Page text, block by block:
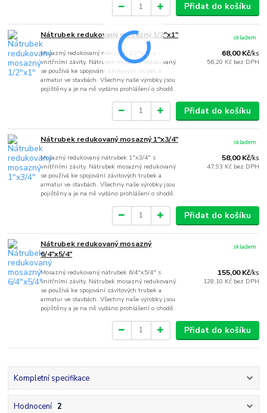
Přidat do košíku
Nátrubek redukovaný mosazný 1/2"x1"
Mosazný redukovaný nátrubek 1/2"x1" s
vnitřními závity. Nátrubek mosazný redukovaný
se používá ke spojování závitových trubek a
armatur ve stavbách. Všechny naše výrobky jsou
pojištěny a je na ně vydáno prohlášení o shodě.
68,00 Kč/ks
56,20 Kč bez DPH
skladem
Přidat do košíku
Nátrubek redukovaný mosazný 1"x3/4"
Mosazný redukovaný nátrubek 1"x3/4" s
vnitřními závity. Nátrubek mosazný redukovaný
se používá ke spojování závitových trubek a
armatur ve stavbách. Všechny naše výrobky jsou
pojištěny a je na ně vydáno prohlášení o shodě.
58,00 Kč/ks
47,93 Kč bez DPH
skladem
Přidat do košíku
Nátrubek redukovaný mosazný
6/4"x5/4"
Mosazný redukovaný nátrubek 6/4"x5/4" s
vnitřními závity. Nátrubek mosazný redukovaný
se používá ke spojování závitových trubek a
armatur ve stavbách. Všechny naše výrobky jsou
pojištěny a je na ně vydáno prohlášení o shodě.
155,00 Kč/ks
128,10 Kč bez DPH
skladem
Přidat do košíku
Kompletní specifikace
Hodnocení 2